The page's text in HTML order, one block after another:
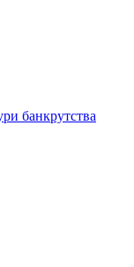
банкрутства